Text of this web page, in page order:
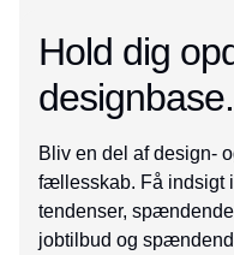
Hold dig
Bliv en del af design-
fællesskab. Få indsigt
tendenser,
jobtilbud og